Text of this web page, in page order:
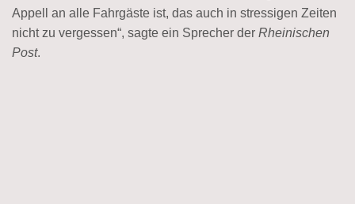
Appell an alle Fahrgäste ist, das auch in stressigen Zeiten
nicht zu vergessen“, sagte ein Sprecher der Rheinischen
Post.